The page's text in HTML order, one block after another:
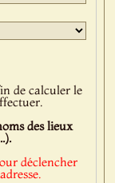
de calculer le
des lieux
déclencher